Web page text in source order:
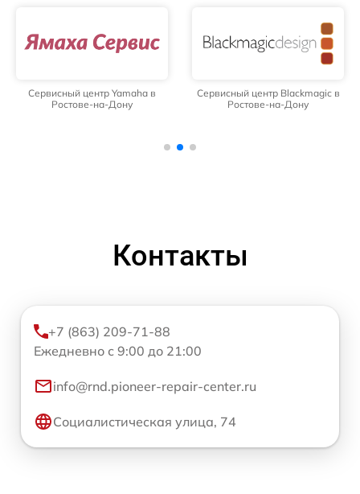
Сервисный центр Yamaha в
Ростове-на-Дону
Сервисный центр Blackmagic в
Ростове-на-Дону
Контакты
+7 (863) 209-71-88
Ежедневно с 9:00 до 21:00
info@rnd.pioneer-repair-center.ru
Социалистическая улица, 74